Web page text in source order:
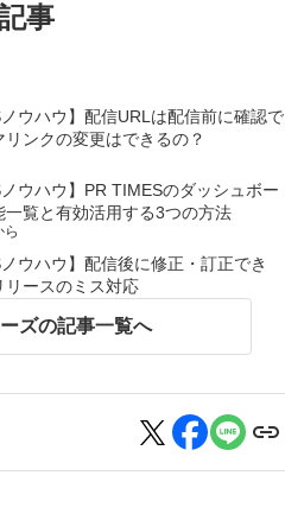
事
ノウハウ】配信URLは配信前に確認で
リンクの変更はできるの？
ノウハウ】PR TIMESのダッシュボー
一覧と有効活用する3つの方法
ら
ノウハウ】配信後に修正・訂正でき
リースのミス対応
ズの記事一覧へ